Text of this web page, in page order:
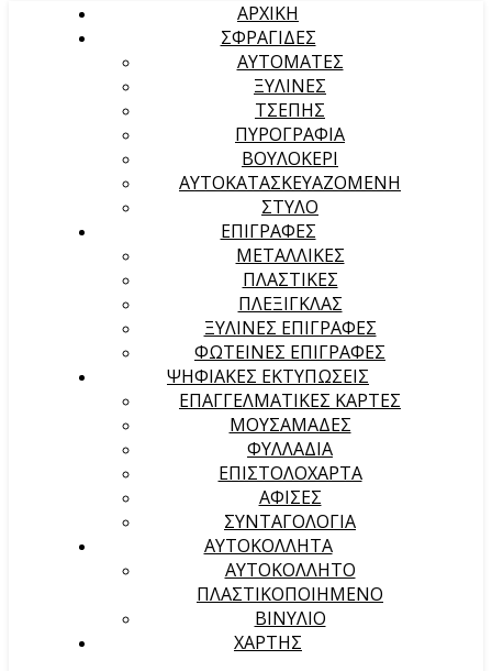
ΑΡΧΙΚΉ
ΣΦΡΑΓΙΔΕΣ
ΑΥΤΟΜΑΤΕΣ
ΞΥΛΙΝΕΣ
ΤΣΕΠΗΣ
ΠΥΡΟΓΡΑΦΙΑ
ΒΟΥΛΟΚΕΡΙ
ΑΥΤΟΚΑΤΑΣΚΕΥΑΖΟΜΕΝΗ
ΣΤΥΛΟ
ΕΠΙΓΡΑΦΕΣ
ΜΕΤΑΛΛΙΚΕΣ
ΠΛΑΣΤΙΚΕΣ
ΠΛΕΞΙΓΚΛΑΣ
ΞΥΛΙΝΕΣ ΕΠΙΓΡΑΦΕΣ
ΦΩΤΕΙΝΕΣ ΕΠΙΓΡΑΦΕΣ
ΨΗΦΙΑΚΕΣ ΕΚΤΥΠΩΣΕΙΣ
ΕΠΑΓΓΕΛΜΑΤΙΚΕΣ ΚΑΡΤΕΣ
ΜΟΥΣΑΜΑΔΕΣ
ΦΥΛΛΑΔΙΑ
ΕΠΙΣΤΟΛΟΧΑΡΤΑ
ΑΦΙΣΕΣ
ΣΥΝΤΑΓΟΛΟΓΙΑ
ΑΥΤΟΚΟΛΛΗΤΑ
ΑΥΤΟΚΟΛΛΗΤΟ
ΠΛΑΣΤΙΚΟΠΟΙΗΜΕΝΟ
ΒΙΝΥΛΙΟ
ΧΑΡΤΗΣ